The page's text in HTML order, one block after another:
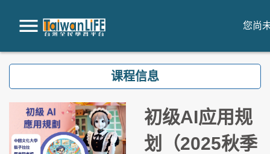
跳到主要内容
您尚
课程信息
初级AI应用规
划（2025秋季